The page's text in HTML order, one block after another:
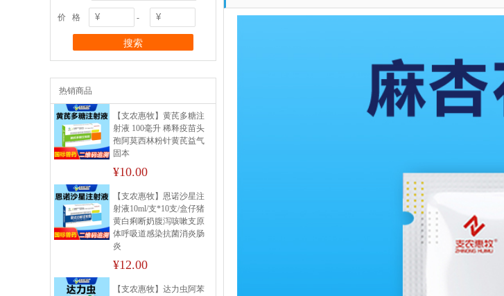
价 格 -
热销商品
【支农惠牧】黄芪多糖注
射液 100毫升 稀释疫苗头
孢阿莫西林粉针黄芪益气
固本
¥10.00
【支农惠牧】恩诺沙星注
射液10ml/支*10支/盒仔猪
黄白痢断奶腹泻咳嗽支原
体呼吸道感染抗菌消炎肠
炎
¥12.00
【支农惠牧】达力虫阿苯